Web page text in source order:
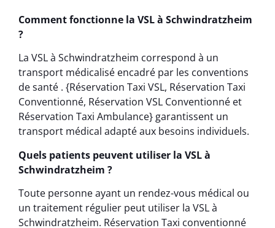
Comment fonctionne la VSL à Schwindratzheim
?
La VSL à Schwindratzheim correspond à un
transport médicalisé encadré par les conventions
de santé . {Réservation Taxi VSL, Réservation Taxi
Conventionné, Réservation VSL Conventionné et
Réservation Taxi Ambulance} garantissent un
transport médical adapté aux besoins individuels.
Quels patients peuvent utiliser la VSL à
Schwindratzheim ?
Toute personne ayant un rendez-vous médical ou
un traitement régulier peut utiliser la VSL à
Schwindratzheim. Réservation Taxi conventionné